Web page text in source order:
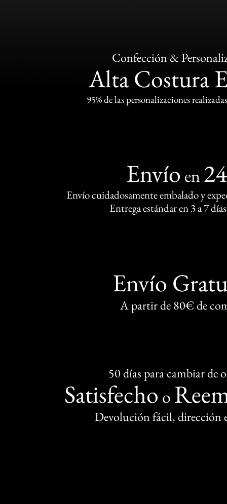
Confección &
Alta Costura
95% de las personalizaciones
Envío en
Envío cuidadosamente embalado y
Entrega estándar en 3 a 7
Envío
A partir de 80€ de
50 días para cambiar de
Satisfecho o
Devolución fácil, dirección